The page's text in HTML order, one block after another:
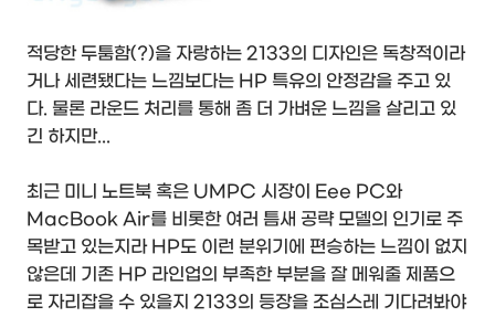
적당한 두툼함(?)을 자랑하는 2133의 디자인은 독창적이라
거나 세련됐다는 느낌보다는 HP 특유의 안정감을 주고 있
다. 물론 라운드 처리를 통해 좀 더 가벼운 느낌을 살리고 있
긴 하지만...
최근 미니 노트북 혹은 UMPC 시장이 Eee PC와
MacBook Air를 비롯한 여러 틈새 공략 모델의 인기로 주
목받고 있는지라 HP도 이런 분위기에 편승하는 느낌이 없지
않은데 기존 HP 라인업의 부족한 부분을 잘 메워줄 제품으
로 자리잡을 수 있을지 2133의 등장을 조심스레 기다려봐야